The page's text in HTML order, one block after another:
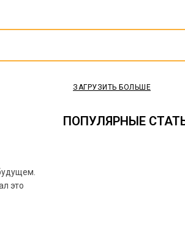
это
ЗАГРУЗИТЬ БОЛЬШЕ
ПОПУЛЯРНЫЕ